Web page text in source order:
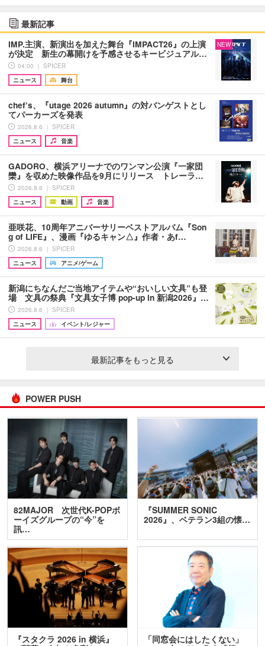
最新記事
IMP.主演、新演出を加えた舞台『IMPACT26』の上演
が決定 新生の幕開けを予感させるキービジュアル…
04:00 ｜ SPICER
ニュース
舞台
NEW
chef’s、『utage 2026 autumn』の対バンゲストとし
てパーカーズを発表
2026.8.6 ｜ SPICER
ニュース
音楽
GADORO、横浜アリーナでのワンマン公演『一家団
欒』を収めた映像作品を9月にリリース トレーラ…
2026.8.6 ｜ SPICER
ニュース
動画 音楽
亜咲花、10周年アニバーサリーベストアルバム『Son
g of LIFE』、漫画『ゆるキャン△』作者・あf…
2026.8.6 ｜ SPICER
ニュース
アニメ/ゲーム
新潟にちなんだご当地アイテムや“おいしい文具”も登
場 文具の祭典『文具女子博 pop-up in 新潟2026』…
2026.8.6 ｜ SPICER
ニュース
イベント/レジャー
最新記事をもっと見る
POWER PUSH
82MAJOR 次世代K-POPボ
ーイズグループの“今”を
訊…
『SUMMER SONIC
2026』、ベテラン3組の懐…
『スタクラ 2026 in 横浜』
「同窓会にはしたくない」